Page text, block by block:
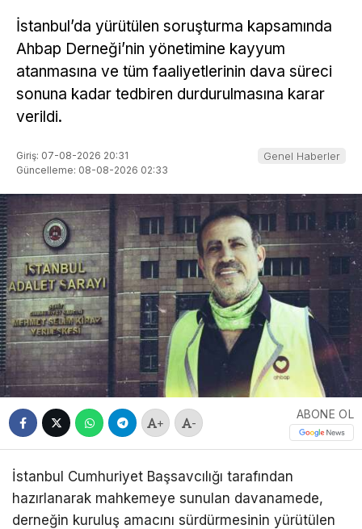
İstanbul’da yürütülen soruşturma kapsamında
Ahbap Derneği’nin yönetimine kayyum
atanmasına ve tüm faaliyetlerinin dava süreci
sonuna kadar tedbiren durdurulmasına karar
verildi.
Giriş: 07-08-2026 20:31
Güncelleme: 08-08-2026 02:33
Genel Haberler
+ -
ABONE OL
İstanbul Cumhuriyet Başsavcılığı tarafından
hazırlanarak mahkemeye sunulan davanamede,
derneğin kuruluş amacını sürdürmesinin yürütülen